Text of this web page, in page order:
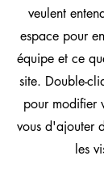
veulent
espace pour
équipe et ce
site. Double-
pour modifier
vous d'ajouter
les